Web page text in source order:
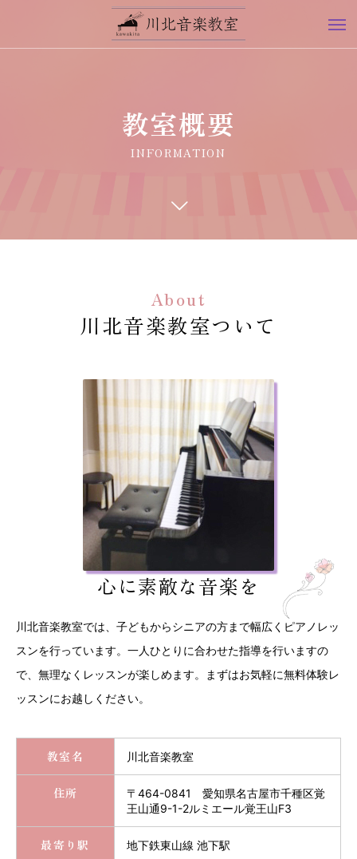
教室概要
INFORMATION
About
川北音楽教室ついて
心に素敵な音楽を
川北音楽教室では、子どもからシニアの方まで幅広くピアノレッ
スンを行っています。一人ひとりに合わせた指導を行いますの
で、無理なくレッスンが楽しめます。まずはお気軽に無料体験レ
ッスンにお越しください。
教室名 川北音楽教室
住所
〒464-0841 愛知県名古屋市千種区覚
王山通9-1-2ルミエール覚王山F3
最寄り駅 地下鉄東山線 池下駅